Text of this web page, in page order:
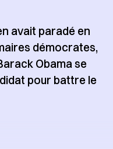
avait paradé en
démocrates,
Obama se
pour battre le